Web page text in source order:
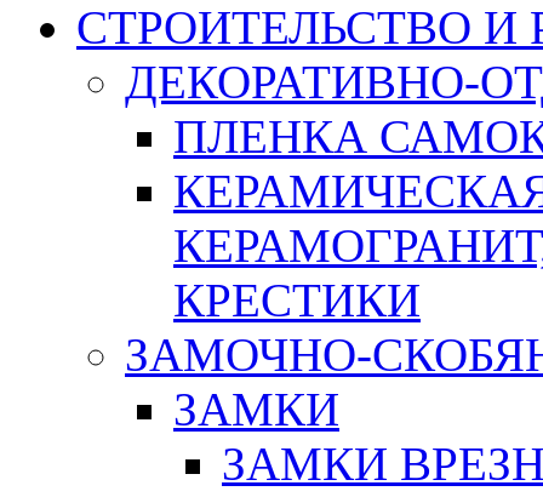
СТРОИТЕЛЬСТВО И
ДЕКОРАТИВНО-
ПЛЕНКА
КРЕСТИКИ
ЗАМОЧНО-
ЗАМКИ
ЗАМКИ